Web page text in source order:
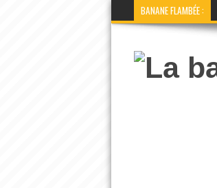
BANANE FLAMBÉE :